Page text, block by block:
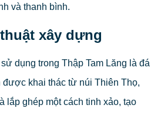
và thanh bình.
xây dựng
dụng trong Thập Tam Lăng là đá
khai thác từ núi Thiên Thọ,
lắp ghép một cách tinh xảo, tạo